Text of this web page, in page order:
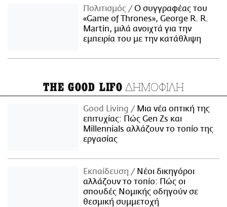
Πολιτισμός
Ο συγγραφέας του
«Game of Thrones», George R. R.
Martin, μιλά ανοιχτά για την
εμπειρία του με την κατάθλιψη
THE GOOD LIFO ΔΗΜΟΦΙΛΗ
Good Living
Μια νέα οπτική της
επιτυχίας: Πώς Gen Zs και
Millennials αλλάζουν το τοπίο της
εργασίας
Εκπαίδευση
Νέοι δικηγόροι
αλλάζουν το τοπίο: Πώς οι
σπουδές Νομικής οδηγούν σε
θεσμική συμμετοχή